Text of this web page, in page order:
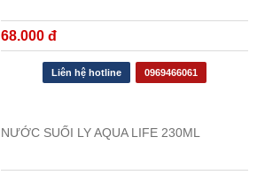
68.000 đ
Liên hệ hotline 0969466061
NƯỚC SUỐI LY AQUA LIFE 230ML